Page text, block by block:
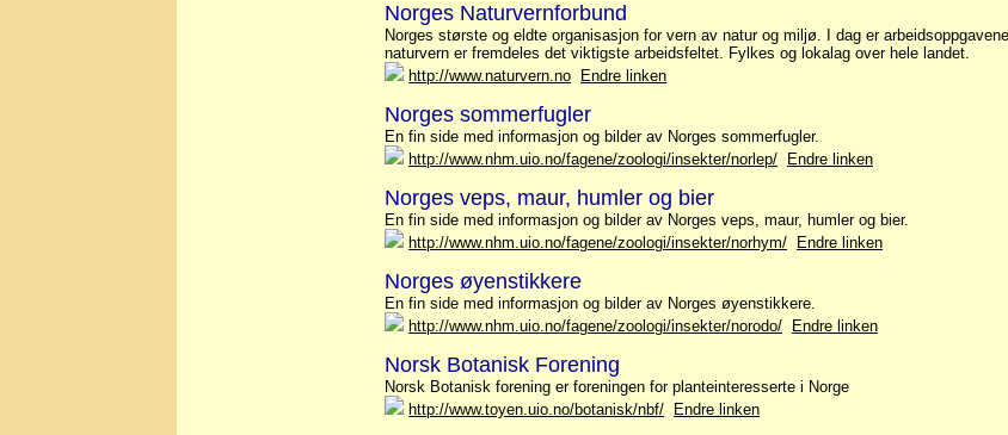
Norges Naturvernforbund
Norges største og eldte organisasjon for vern av natur og miljø. I dag er
naturvern er fremdeles det viktigste arbeidsfeltet. Fylkes og lokalag over hele landet.
http://www.naturvern.no
Endre linken
Norges sommerfugler
En fin side med informasjon og bilder av Norges sommerfugler.
http://www.nhm.uio.no/fagene/zoologi/insekter/norlep/
Endre linken
Norges veps, maur, humler og bier
En fin side med informasjon og bilder av Norges veps, maur, humler og bier.
http://www.nhm.uio.no/fagene/zoologi/insekter/norhym/
Endre linken
Norges øyenstikkere
En fin side med informasjon og bilder av Norges øyenstikkere.
http://www.nhm.uio.no/fagene/zoologi/insekter/norodo/
Endre linken
Norsk Botanisk Forening
Norsk Botanisk forening er foreningen for planteinteresserte i Norge
http://www.toyen.uio.no/botanisk/nbf/
Endre linken